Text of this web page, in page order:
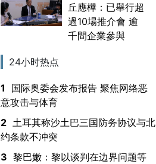
丘應樺：已舉行超
過10場推介會 逾
千間企業參與
24小时热点
1
国际奥委会发布报告 聚焦网络恶
意攻击与体育
2 土耳其称沙土巴三国防务协议与北
约条款不冲突
3 黎巴嫩：黎以谈判在边界问题等